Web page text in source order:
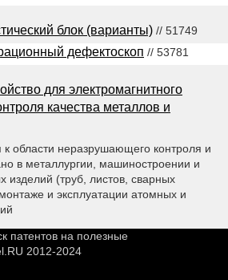
блок (варианты) // 51749
дефектоскоп // 53781
для электромагнитного
качества металлов и
к области неразрушающего контроля и
в металлургии, машиностроении и
изделий (труб, листов, сварных
и эксплуатации атомных и
патентов на полезные
2012-2024